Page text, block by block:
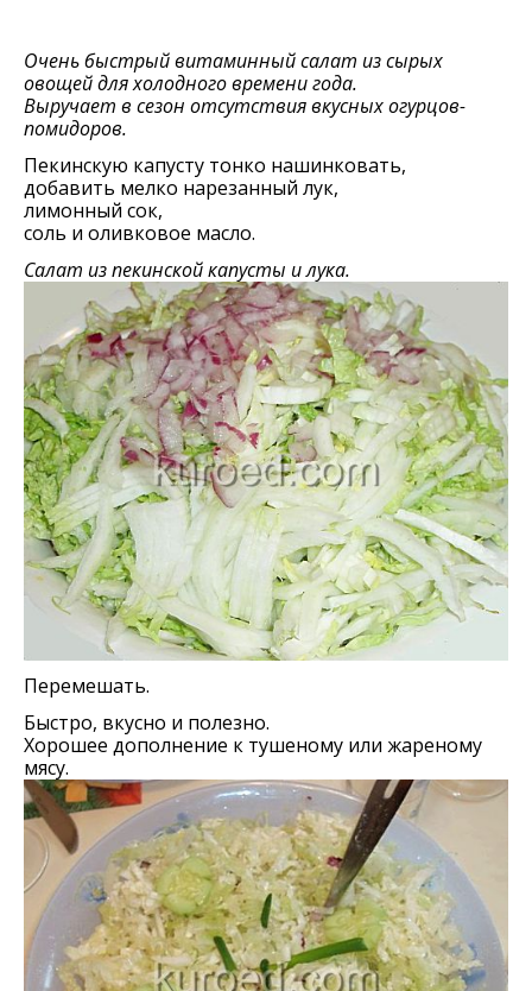
Очень быстрый витаминный салат из сырых
овощей для холодного времени года.
Выручает в сезон отсутствия вкусных огурцов-
помидоров.
Пекинскую капусту тонко нашинковать,
добавить мелко нарезанный лук,
лимонный сок,
соль и оливковое масло.
Салат из пекинской капусты и лука.
Перемешать.
Быстро, вкусно и полезно.
Хорошее дополнение к тушеному или жареному
мясу.